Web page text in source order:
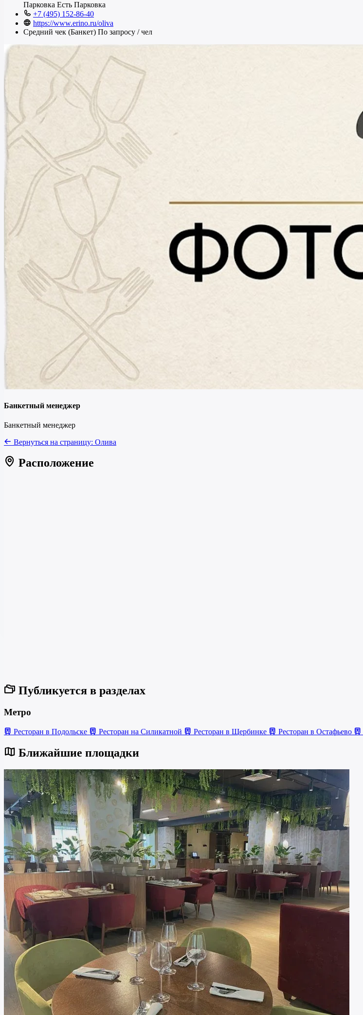
Парковка Есть Парковка
+7 (495) 152-86-40
https://www.erino.ru/oliva
Средний чек (Банкет) По запросу / чел
Банкетный менеджер
Банкетный менеджер
Вернуться на страницу: Олива
Расположение
Публикуется в разделах
Метро
Ресторан в Подольске Ресторан на Силикатной Ресторан в Щербинке Ресторан в Остафьево
Ближайшие площадки